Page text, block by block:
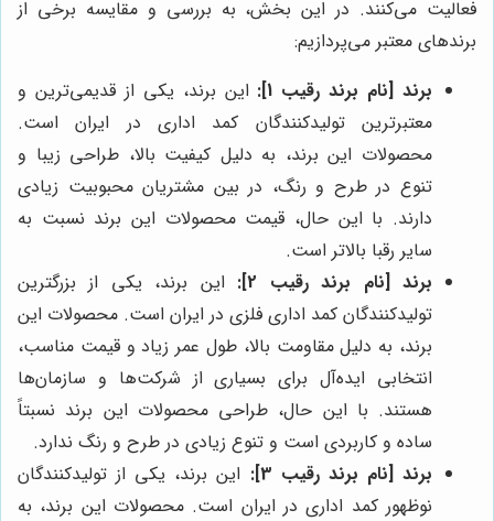
فعالیت می‌کنند. در این بخش، به بررسی و مقایسه برخی از
برندهای معتبر می‌پردازیم:
برند [نام برند رقیب 1]:
این برند، یکی از قدیمی‌ترین و
معتبرترین تولیدکنندگان کمد اداری در ایران است.
محصولات این برند، به دلیل کیفیت بالا، طراحی زیبا و
تنوع در طرح و رنگ، در بین مشتریان محبوبیت زیادی
دارند. با این حال، قیمت محصولات این برند نسبت به
سایر رقبا بالاتر است.
برند [نام برند رقیب 2]:
این برند، یکی از بزرگترین
تولیدکنندگان کمد اداری فلزی در ایران است. محصولات این
برند، به دلیل مقاومت بالا، طول عمر زیاد و قیمت مناسب،
انتخابی ایده‌آل برای بسیاری از شرکت‌ها و سازمان‌ها
هستند. با این حال، طراحی محصولات این برند نسبتاً
ساده و کاربردی است و تنوع زیادی در طرح و رنگ ندارد.
برند [نام برند رقیب 3]:
این برند، یکی از تولیدکنندگان
نوظهور کمد اداری در ایران است. محصولات این برند، به